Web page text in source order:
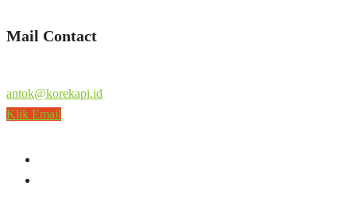
Mail Contact
antok@korekapi.id
Klik Email